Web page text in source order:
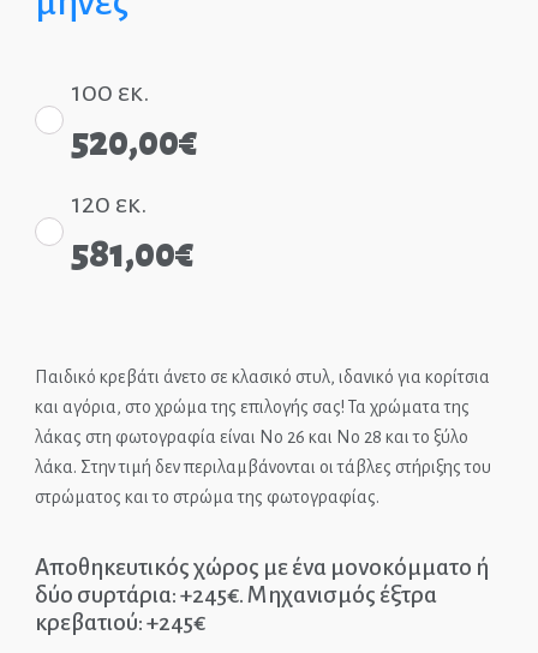
ΚΡΕΒΑΤΙΑ
MONTESSORI
ΝΤΥΜΕΝΑ ΚΑΙ
ΜΕΤΑΛΛΙΚΑ
ΑΡΧΙΚΉ
ΕΠΙΚΟΙΝΩΝΊΑ
100 εκ.
520,00€
120 εκ.
581,00€
Παιδικό κρεβάτι άνετο σε κλασικό στυλ, ιδανικό για κορίτσια
και αγόρια, στο χρώμα της επιλογής σας! Τα χρώματα της
λάκας στη φωτογραφία είναι Νο 26 και Νο 28 και το ξύλο
λάκα. Στην τιμή δεν περιλαμβάνονται οι τάβλες στήριξης του
στρώματος και το στρώμα της φωτογραφίας.
Αποθηκευτικός χώρος με ένα μονοκόμματο ή
δύο συρτάρια: +245€. Μηχανισμός έξτρα
κρεβατιού: +245€